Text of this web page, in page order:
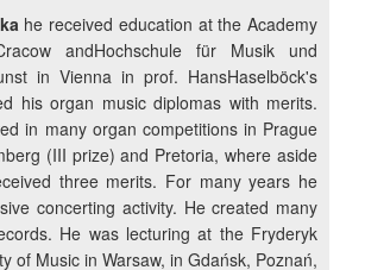
he received education at the Academy
andHochschule für Musik und
in Vienna in prof. HansHaselböck's
his organ music diplomas with merits.
in many organ competitions in Prague
(III prize) and Pretoria, where aside
three merits. For many years he
concerting activity. He created many
He was lecturing at the Fryderyk
of Music in Warsaw, in Gdańsk, Poznań,